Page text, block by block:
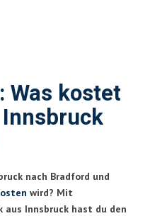
Was kostet
nach Bradford und
wird? Mit
aus Innsbruck hast du den